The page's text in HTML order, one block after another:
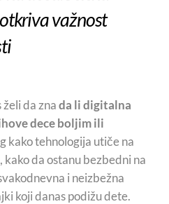
važnost
želi da znada li digitalna
dece boljim ili
kako tehnologija utiče na
kako da ostanu bezbedni na
i neizbežna
koji danas podižu dete.